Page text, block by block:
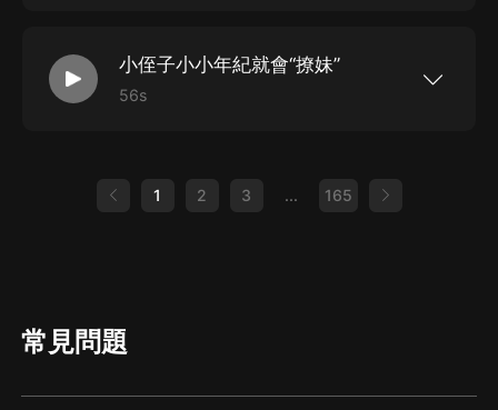
小侄子小小年紀就會“撩妹”
56s
1 2 3 ... 165
常見問題